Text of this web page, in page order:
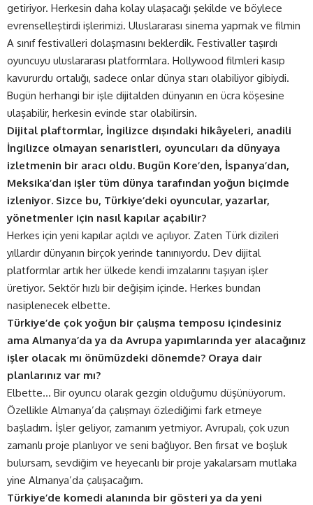
getiriyor. Herkesin daha kolay ulaşacağı şekilde ve böylece
evrenselleştirdi işlerimizi. Uluslararası sinema yapmak ve filmin
A sınıf festivalleri dolaşmasını beklerdik. Festivaller taşırdı
oyuncuyu uluslararası platformlara. Hollywood filmleri kasıp
kavururdu ortalığı, sadece onlar dünya starı olabiliyor gibiydi.
Bugün herhangi bir işle dijitalden dünyanın en ücra köşesine
ulaşabilir, herkesin evinde star olabilirsin.
Dijital plaftormlar, İngilizce dışındaki hikâyeleri, anadili
İngilizce olmayan senaristleri, oyuncuları da dünyaya
izletmenin bir aracı oldu. Bugün Kore’den, İspanya’dan,
Meksika’dan işler tüm dünya tarafından yoğun biçimde
izleniyor. Sizce bu, Türkiye’deki oyuncular, yazarlar,
yönetmenler için nasıl kapılar açabilir?
Herkes için yeni kapılar açıldı ve açılıyor. Zaten Türk dizileri
yıllardır dünyanın birçok yerinde tanınıyordu. Dev dijital
platformlar artık her ülkede kendi imzalarını taşıyan işler
üretiyor. Sektör hızlı bir değişim içinde. Herkes bundan
nasiplenecek elbette.
Türkiye’de çok yoğun bir çalışma temposu içindesiniz
ama Almanya’da ya da Avrupa yapımlarında yer alacağınız
işler olacak mı önümüzdeki dönemde? Oraya dair
planlarınız var mı?
Elbette… Bir oyuncu olarak gezgin olduğumu düşünüyorum.
Özellikle Almanya’da çalışmayı özlediğimi fark etmeye
başladım. İşler geliyor, zamanım yetmiyor. Avrupalı, çok uzun
zamanlı proje planlıyor ve seni bağlıyor. Ben fırsat ve boşluk
bulursam, sevdiğim ve heyecanlı bir proje yakalarsam mutlaka
yine Almanya’da çalışacağım.
Türkiye’de komedi alanında bir gösteri ya da yeni